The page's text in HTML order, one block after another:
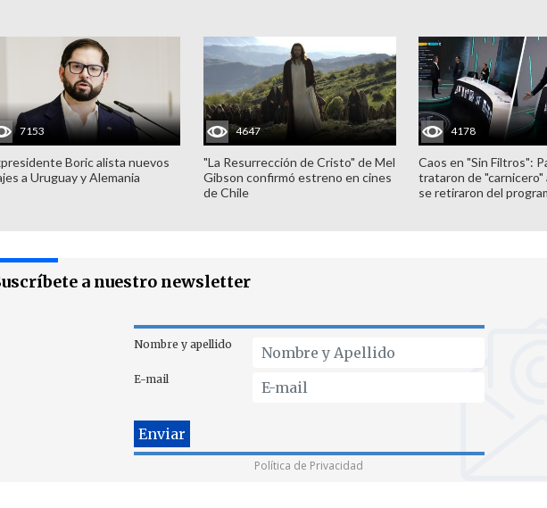
7153
Boric alista nuevos
a Uruguay y Alemania
4647
"La Resurrección de Cristo" de Mel
Gibson confirmó estreno en cines
de Chile
4178
Caos en "Sin Filtros":
trataron de "carnicero"
se retiraron del
a nuestro newsletter
Nombre y apellido
E-mail
Política de Privacidad